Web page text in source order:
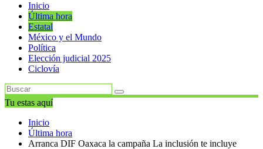
Inicio
Última hora
Estatal
México y el Mundo
Política
Elección judicial 2025
Ciclovía
Tu estas aquí
Inicio
Última hora
Arranca DIF Oaxaca la campaña La inclusión te incluye